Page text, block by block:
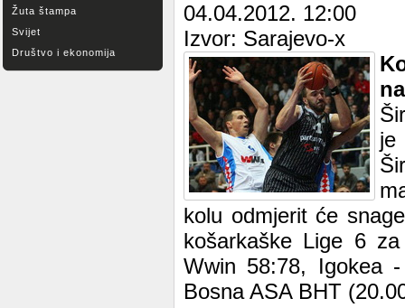
Žuta štampa
Svijet
Društvo i ekonomija
04.04.2012. 12:00
Izvor: Sarajevo-x
je
kolu odmjerit će
košarkaške Lige 6
Wwin 58:78, Igokea
Bosna ASA BHT